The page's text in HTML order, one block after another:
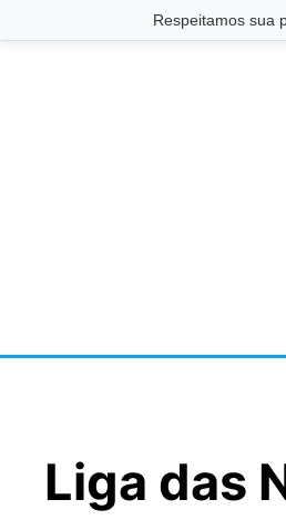
Respeitamos sua
Liga das